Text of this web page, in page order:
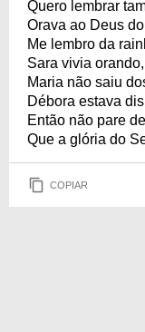
Quero lembrar
Orava ao Deus
Me lembro da
Sara vivia
Maria não saiu
Débora estava
Então não pare
Que a glória do
COPIAR